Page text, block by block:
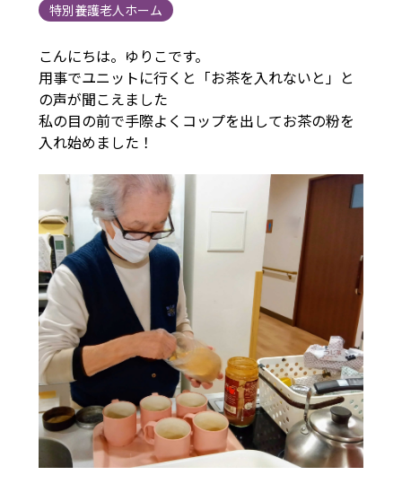
特別養護老人ホーム
こんにちは。ゆりこです。
用事でユニットに行くと「お茶を入れないと」と
の声が聞こえました
私の目の前で手際よくコップを出してお茶の粉を
入れ始めました！